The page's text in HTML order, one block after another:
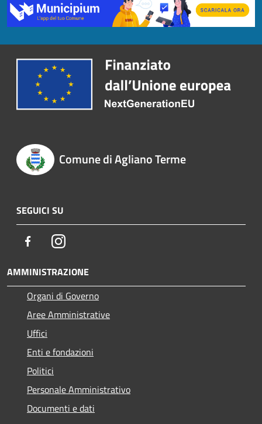
Comune di Agliano Terme
SEGUICI SU
FacebookInstagram
AMMINISTRAZIONE
Organi di Governo
Aree Amministrative
Uffici
Enti e fondazioni
Politici
Personale Amministrativo
Documenti e dati